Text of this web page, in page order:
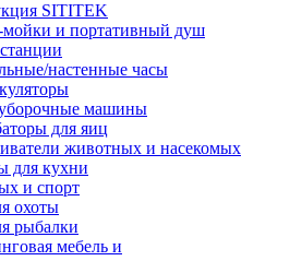
SITITEK
и портативный душ
настенные часы
машины
для яиц
животных и насекомых
для кухни
и спорт
охоты
рыбалки
мебель и